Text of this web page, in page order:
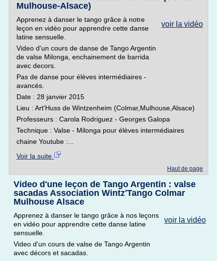
Mulhouse-Alsace)
voir la vidéo
Apprenez à danser le tango grâce à notre
leçon en vidéo pour apprendre cette danse
latine sensuelle.
Video d'un cours de danse de Tango Argentin
de valse Milonga, enchainement de barrida
avec decors.
Pas de danse pour élèves intermédiaires -
avancés.
Date : 28 janvier 2015
Lieu : Art'Huss de Wintzenheim (Colmar,Mulhouse,Alsace)
Professeurs : Carola Rodriguez - Georges Galopa
Technique : Valse - Milonga pour élèves intermédiaires
chaine Youtube :...
Voir la suite
Haut de page
Video d'une leçon de Tango Argentin : valse
sacadas Association Wintz'Tango Colmar
Mulhouse Alsace
voir la vidéo
Apprenez à danser le tango grâce à nos leçons
en vidéo pour apprendre cette danse latine
sensuelle.
Video d'un cours de valse de Tango Argentin
avec décors et sacadas.